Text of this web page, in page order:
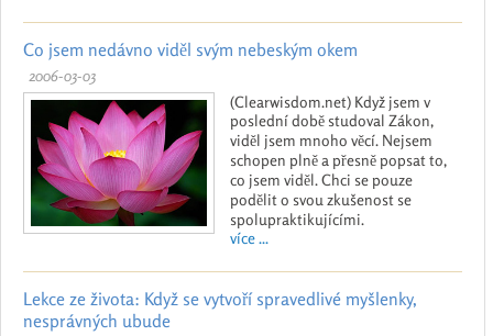
Co jsem nedávno viděl svým nebeským okem
2006-03-03
(Clearwisdom.net) Když jsem v
poslední době studoval Zákon,
viděl jsem mnoho věcí. Nejsem
schopen plně a přesně popsat to,
co jsem viděl. Chci se pouze
podělit o svou zkušenost se
spolupraktikujícími.
více ...
Lekce ze života: Když se vytvoří spravedlivé myšlenky,
nesprávných ubude